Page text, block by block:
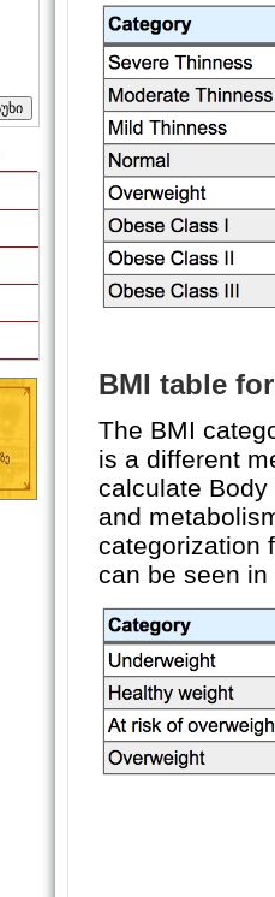
BMI table
The BMI
is a different
calculate Body
and
categorization
can be seen